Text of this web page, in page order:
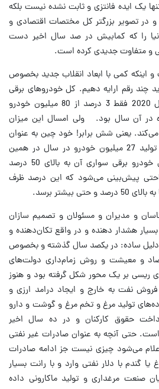
یک ایده فانتزی و ثابت نشده نیست بلکه
در تصویر بزرگتر کل مختصات اقتصادی و
را که کمابیش در صد سال اخیر دست
و متفاوت جدیدی کرده است.
اینکه کمی با ابعاد انقلاب جدید بخصوص
چند رقم ارایه دهیم. کل خودروهای برقی
فروخته شده در دنیا در سال 2020 فقط 3 درصد از 80 میلیون خودرو
در آن سال بود. ولی امسال این میزان
18 درصد عبور می‌کند. یعنی شش برابر! خود چین به عنوان
بزرگترین بازار خودرو دنیا با تولید 27 میلیون خودرو در سال در همین
امسال میزان تولید و فروش خودرو برقی سواری آن به بالای 50 درصد
پیش‌بینی می‌شود که این درصد ظرف
بیشتر برسد.
و مدیران و مسئولان و تصمیم سازان
هشدار دهنده و در واقع تکان‌دهنده و
دلیل ساده: در یکصد سال گذشته و بخصوص
و معیشت و روش زمام‌داری دولت‌های
ریسی بر یک محور شکل گرفته بود و هنوز
نفت به خارج و ایجاد درامد ارزی و
تولید مرغ و تخم مرغ و گوشت و دارو
حقوق کارکنان و در ده سال اخیر
حتی آنچه به عنوان صادرات غیر نفتی
می‌شود چیزی نیست جز ادامه صادرات
گندم با دلار نفتی وارد و با رانت بسیار
متولیان صنعت مرغداری و تولید ماکارونی داده